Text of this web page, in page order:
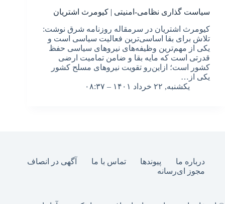
سیاست گذاری نظامی-امنیتی | کیومرث اشتریان
کیومرث اشتریان در سرمقاله روزنامه شرق نوشت:
تلاش برای بقا اساسی‌ترین فعالیت سیاسی است و
یکی از مهم‌ترین وظیفه‌های نیروهای سیاسی حفظ
قدرتی‌ است که مایه بقا و ضامن تمامیت ارضی
کشور است؛ ازاین‌رو تقویت نیروهای مسلح کشور
یکی از…
یکشنبه, ۲۲ خرداد ۱۴۰۱ – ۰۸:۳۷
درباره ما پیوندها تماس با ما
آگهی در انصاف
مجوز ای‌رسانه